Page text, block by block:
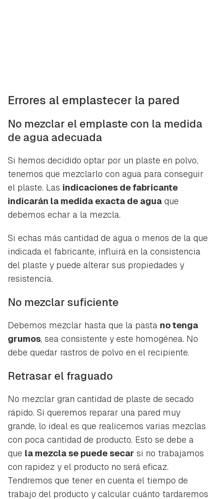
Errores al emplastecer la pared
No mezclar el emplaste con la medida
de agua adecuada
Si hemos decidido optar por un plaste en polvo,
tenemos que mezclarlo con agua para conseguir
el plaste. Las indicaciones de fabricante
indicarán la medida exacta de agua que
debemos echar a la mezcla.
Si echas más cantidad de agua o menos de la que
indicada el fabricante, influirá en la consistencia
del plaste y puede alterar sus propiedades y
resistencia.
No mezclar suficiente
Debemos mezclar hasta que la pasta no tenga
grumos, sea consistente y este homogénea. No
debe quedar rastros de polvo en el recipiente.
Retrasar el fraguado
No mezclar gran cantidad de plaste de secado
rápido. Si queremos reparar una pared muy
grande, lo ideal es que realicemos varias mezclas
con poca cantidad de producto. Esto se debe a
que la mezcla se puede secar si no trabajamos
con rapidez y el producto no será eficaz.
Tendremos que tener en cuenta el tiempo de
trabajo del producto y calcular cuánto tardaremos